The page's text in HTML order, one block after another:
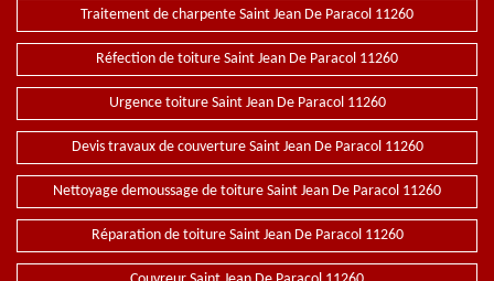
Traitement de charpente Saint Jean De Paracol 11260
Réfection de toiture Saint Jean De Paracol 11260
Urgence toiture Saint Jean De Paracol 11260
Devis travaux de couverture Saint Jean De Paracol 11260
Nettoyage demoussage de toiture Saint Jean De Paracol 11260
Réparation de toiture Saint Jean De Paracol 11260